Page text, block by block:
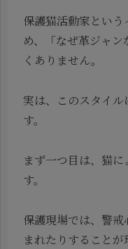
保護猫活動家とい
め、「なぜ革ジャ
くありません。
実は、このスタイル
す。
まず一つ目は、猫
す。
保護現場では、警
まれたりすることが